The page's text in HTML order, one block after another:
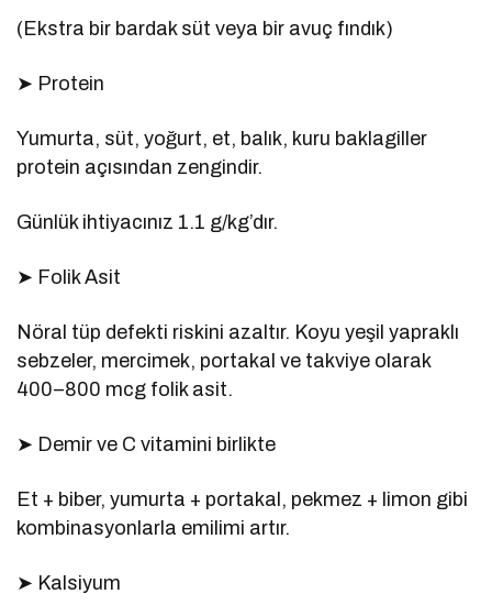
(Ekstra bir bardak süt veya bir avuç fındık)
➤ Protein
Yumurta, süt, yoğurt, et, balık, kuru baklagiller
protein açısından zengindir.
Günlük ihtiyacınız 1.1 g/kg’dır.
➤ Folik Asit
Nöral tüp defekti riskini azaltır. Koyu yeşil yapraklı
sebzeler, mercimek, portakal ve takviye olarak
400–800 mcg folik asit.
➤ Demir ve C vitamini birlikte
Et + biber, yumurta + portakal, pekmez + limon gibi
kombinasyonlarla emilimi artır.
➤ Kalsiyum